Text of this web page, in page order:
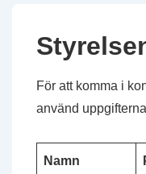
För att komma i
använd
Namn